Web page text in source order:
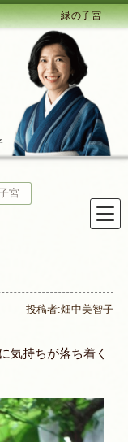
緑の子宮
宮
投稿者:畑中美智子
気持ちが落ち着く